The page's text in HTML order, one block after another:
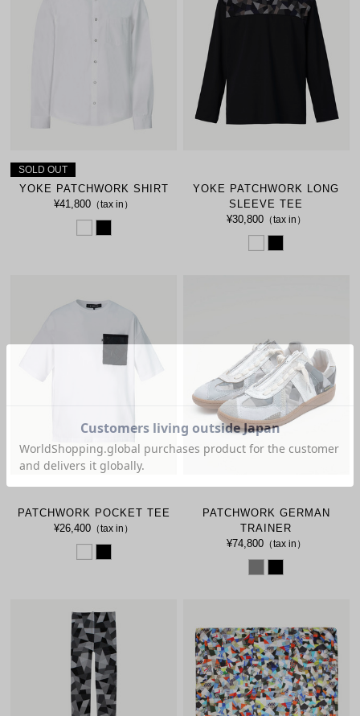
SOLD OUT
YOKE PATCHWORK SHIRT
¥41,800 （tax in）
YOKE PATCHWORK LONG
SLEEVE TEE
¥30,800（tax in）
PATCHWORK POCKET TEE
¥26,400 （tax in）
PATCHWORK GERMAN
TRAINER
¥74,800（tax in）